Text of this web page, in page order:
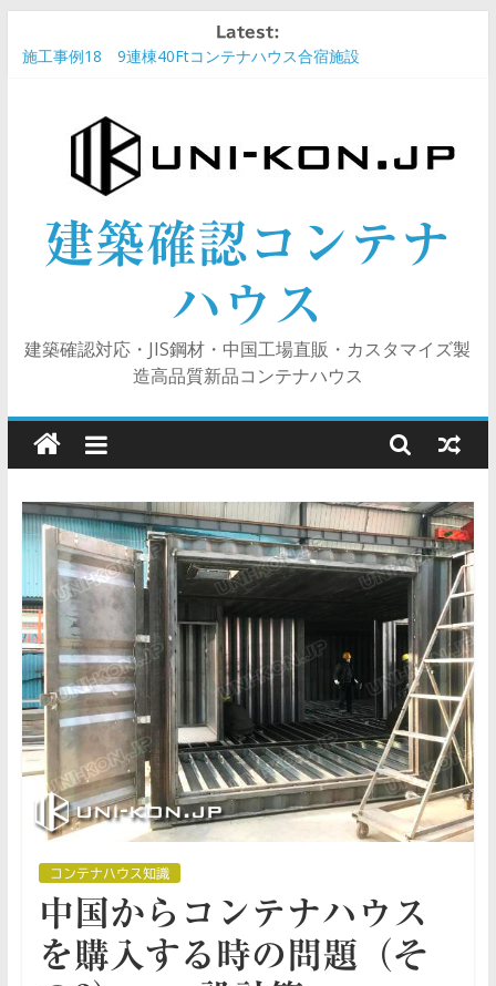
to
Latest:
究極コスパ性を目指すコンテナ客室レイアウト
施工事例20 サイディング外壁コンテナハウス（鉄骨フレーム）
施工事例19 「コ」型中庭廊下庇付き民泊ホテルコンテナハウス
建築確認コンテナ
ハウス
建築確認対応・JIS鋼材・中国工場直販・カスタマイズ製
造高品質新品コンテナハウス
コンテナハウス知識
中国からコンテナハウス
を購入する時の問題（そ